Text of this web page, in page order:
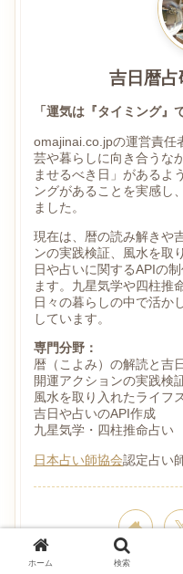
吉日暦占
「運気は『タイミング』
omajinai.co.jpの運営責任
芸や暮らしに向き合うな
ませるべき日」があるよ
ングがあることを実感し
ました。
現在は、暦の読み解きや
ンの実践検証、風水を取
日や占いに関するAPIの
ます。九星気学や四柱推
日々の暮らしの中で活か
しています。
専門分野：
暦（こよみ）の解読と吉
開運アクションの実践検
風水を取り入れたライフ
吉日や占いのAPI作成
九星気学・四柱推命占い
日本占い師協会認定占い
ホーム 検索